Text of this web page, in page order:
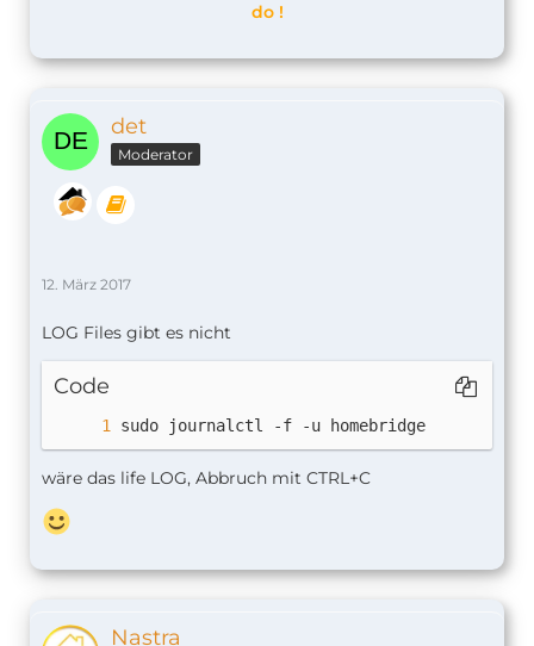
do !
det
Moderator
12. März 2017
LOG Files gibt es nicht
Code
sudo journalctl -f -u homebridge
wäre das life LOG, Abbruch mit CTRL+C
Nastra